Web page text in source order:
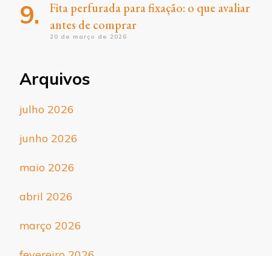
Fita perfurada para fixação: o que avaliar
antes de comprar
20 de março de 2026
Arquivos
julho 2026
junho 2026
maio 2026
abril 2026
março 2026